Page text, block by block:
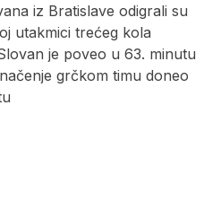
iz Bratislave odigrali su
utakmici trećeg kola
je poveo u 63. minutu
grčkom timu doneo